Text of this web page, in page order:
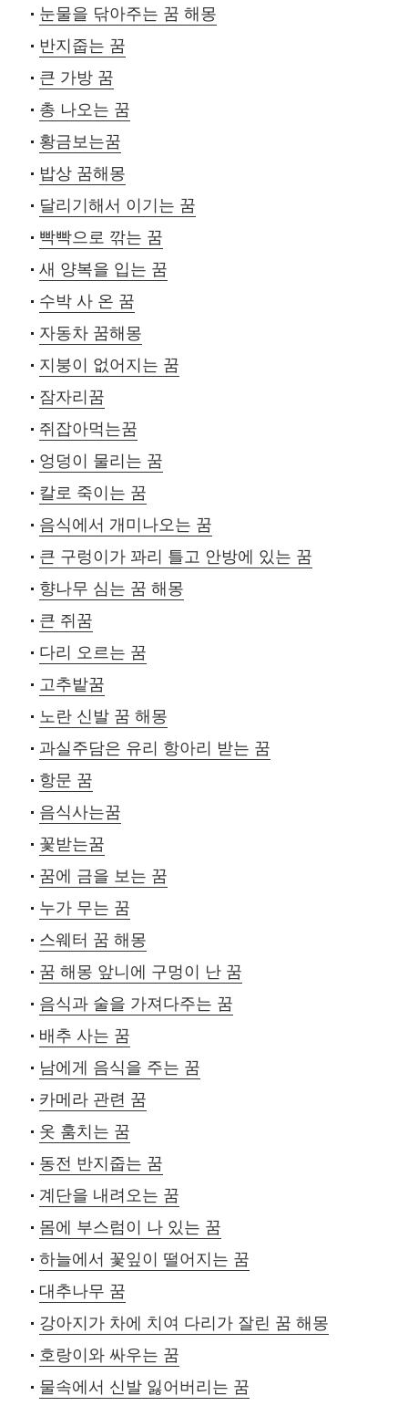
눈물을 닦아주는 꿈 해몽
반지줍는 꿈
큰 가방 꿈
총 나오는 꿈
황금보는꿈
밥상 꿈해몽
달리기해서 이기는 꿈
빡빡으로 깎는 꿈
새 양복을 입는 꿈
수박 사 온 꿈
자동차 꿈해몽
지붕이 없어지는 꿈
잠자리꿈
쥐잡아먹는꿈
엉덩이 물리는 꿈
칼로 죽이는 꿈
음식에서 개미나오는 꿈
큰 구렁이가 꽈리 틀고 안방에 있는 꿈
향나무 심는 꿈 해몽
큰 쥐꿈
다리 오르는 꿈
고추밭꿈
노란 신발 꿈 해몽
과실주담은 유리 항아리 받는 꿈
항문 꿈
음식사는꿈
꽃받는꿈
꿈에 금을 보는 꿈
누가 무는 꿈
스웨터 꿈 해몽
꿈 해몽 앞니에 구멍이 난 꿈
음식과 술을 가져다주는 꿈
배추 사는 꿈
남에게 음식을 주는 꿈
카메라 관련 꿈
옷 훔치는 꿈
동전 반지줍는 꿈
계단을 내려오는 꿈
몸에 부스럼이 나 있는 꿈
하늘에서 꽃잎이 떨어지는 꿈
대추나무 꿈
강아지가 차에 치여 다리가 잘린 꿈 해몽
호랑이와 싸우는 꿈
물속에서 신발 잃어버리는 꿈